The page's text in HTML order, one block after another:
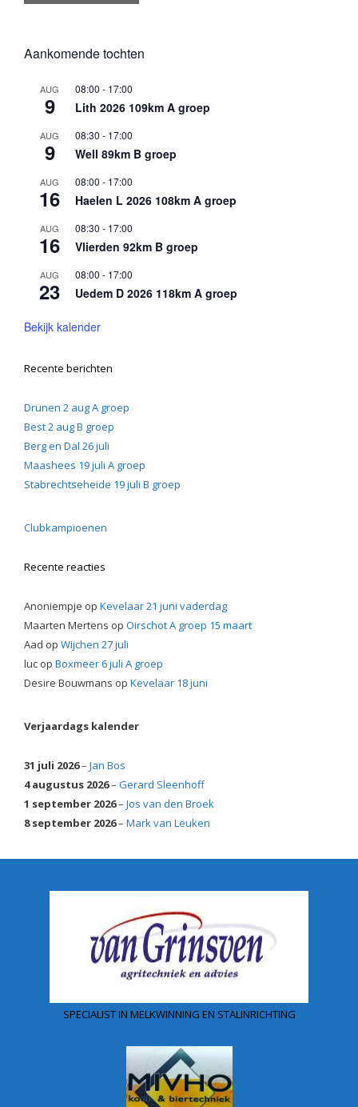
Aankomende tochten
AUG
9
08:00 - 17:00
Lith 2026 109km A groep
AUG
9
08:30 - 17:00
Well 89km B groep
AUG
16
08:00 - 17:00
Haelen L 2026 108km A groep
AUG
16
08:30 - 17:00
Vlierden 92km B groep
AUG
23
08:00 - 17:00
Uedem D 2026 118km A groep
Bekijk kalender
Recente berichten
Drunen 2 aug A groep
Best 2 aug B groep
Berg en Dal 26 juli
Maashees 19 juli A groep
Stabrechtseheide 19 juli B groep
Clubkampioenen
Recente reacties
Anoniempje op Kevelaar 21 juni vaderdag
Maarten Mertens op Oirschot A groep 15 maart
Aad op Wijchen 27 juli
luc op Boxmeer 6 juli A groep
Desire Bouwmans op Kevelaar 18 juni
Verjaardags kalender
31 juli 2026– Jan Bos
4 augustus 2026– Gerard Sleenhoff
1 september 2026– Jos van den Broek
8 september 2026– Mark van Leuken
SPECIALIST IN MELKWINNING EN STALINRICHTING